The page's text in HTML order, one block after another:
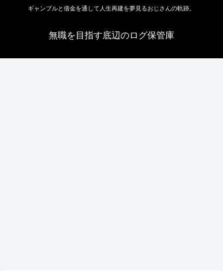
ギャンブルと借金を通して人生再建を夢見るおじさんの軌跡。
無職を目指す底辺のログ保管庫